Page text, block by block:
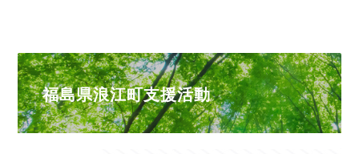
福島県浪江町支援活動